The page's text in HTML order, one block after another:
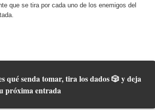
que se tira por cada uno de los enemigos del
qué senda tomar, tira los dados 🎲 y deja
próxima entrada